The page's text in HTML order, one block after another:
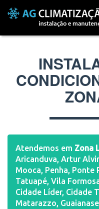
Atendemos em Zona
Aricanduva, Artur
Mooca, Penha, Ponte
Tatuapé, Vila
Cidade Líder, Cidade
Matarazzo,